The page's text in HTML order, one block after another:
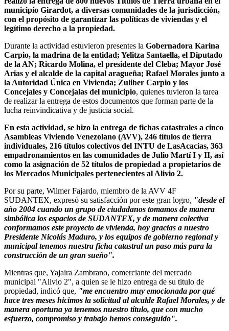
municipio Girardot, a diversas comunidades de la jurisdicción,
con el propósito de garantizar las políticas de viviendas y el
legítimo derecho a la propiedad.
Durante la actividad estuvieron presentes la Gobernadora Karina
Carpio, la madrina de la entidad; Yelitza Santaella, el Diputado
de la AN; Ricardo Molina, el presidente del Cleba; Mayor José
Arias y el alcalde de la capital aragueña; Rafael Morales junto a
la Autoridad Única en Vivienda; Zuliber Carpio y los
Concejales y Concejalas del municipio, quienes tuvieron la tarea
de realizar la entrega de estos documentos que forman parte de la
lucha reinvindicativa y de justicia social.
En esta actividad, se hizo la entrega de fichas catastrales a cinco
Asambleas Viviendo Venezolano (AVV), 246 títulos de tierra
individuales, 216 títulos colectivos del INTU de LasAcacias, 363
empadronamientos en las comunidades de Julio Martí I y II, así
como la asignación de 52 títulos de propiedad a propietarios de
los Mercados Municipales pertenecientes al Alivio 2.
Por su parte, Wilmer Fajardo, miembro de la AVV 4F
SUDANTEX, expresó su satisfacción por este gran logro, "desde el
año 2004 cuando un grupo de ciudadanos tomamos de manera
simbólica los espacios de SUDANTEX, y de manera colectiva
conformamos este proyecto de vivienda, hoy gracias a nuestro
Presidente Nicolás Maduro, y los equipos de gobierno regional y
municipal tenemos nuestra ficha catastral un paso más para la
construcción de un gran sueño".
Mientras que, Yajaira Zambrano, comerciante del mercado
municipal "Alivio 2", a quien se le hizo entrega de su titulo de
propiedad, indicó que, "me encuentro muy emocionada por qué
hace tres meses hicimos la solicitud al alcalde Rafael Morales, y de
manera oportuna ya tenemos nuestro título, que con mucho
esfuerzo, compromiso y trabajo hemos conseguido".